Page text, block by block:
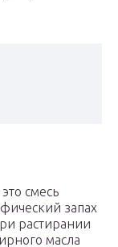
смесь
запах
растирании
масла